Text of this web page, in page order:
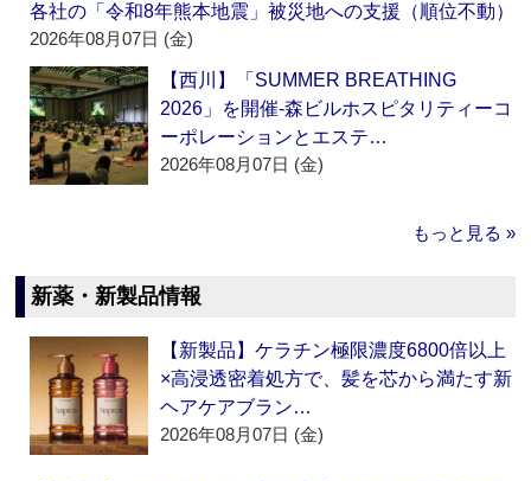
各社の「令和8年熊本地震」被災地への支援（順位不動）
2026年08月07日 (金)
【西川】「SUMMER BREATHING
2026」を開催‐森ビルホスピタリティーコ
ーポレーションとエステ…
2026年08月07日 (金)
もっと見る »
新薬・新製品情報
【新製品】ケラチン極限濃度6800倍以上
×高浸透密着処方で、髪を芯から満たす新
ヘアケアブラン…
2026年08月07日 (金)